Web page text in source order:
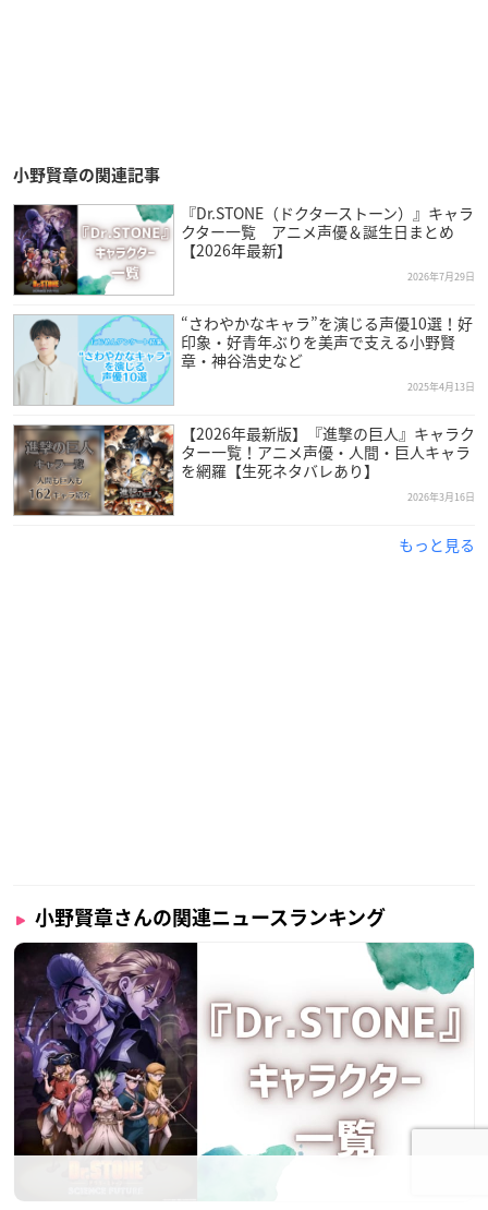
小野賢章の関連記事
『Dr.STONE（ドクターストーン）』キャラ
クター一覧 アニメ声優＆誕生日まとめ
【2026年最新】
2026年7月29日
“さわやかなキャラ”を演じる声優10選！好
印象・好青年ぶりを美声で支える小野賢
章・神谷浩史など
2025年4月13日
【2026年最新版】『進撃の巨人』キャラク
ター一覧！アニメ声優・人間・巨人キャラ
を網羅【生死ネタバレあり】
2026年3月16日
もっと見る
小野賢章さんの関連ニュースランキング